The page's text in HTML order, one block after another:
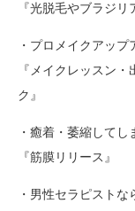
『光脱毛やブラジリ
・プロメイクアッ
『メイクレッスン
ク』
・癒着・萎縮して
『筋膜リリース』
・男性セラピスト